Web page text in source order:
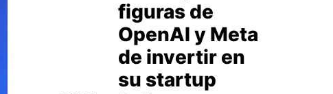
figuras de
OpenAI y Meta
de invertir en
su startup